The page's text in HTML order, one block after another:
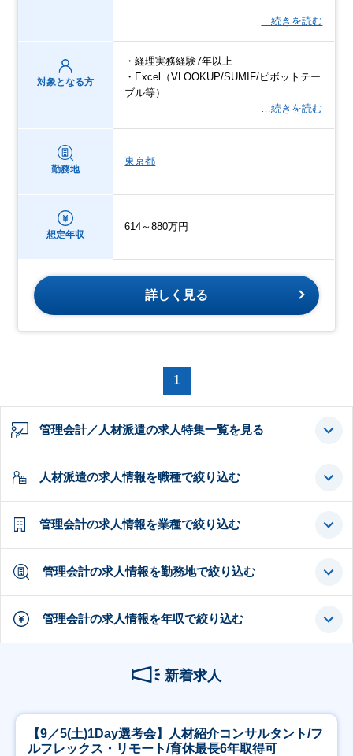
…続きを読む
対象となる方
・経理実務経験7年以上
・Excel（VLOOKUP/SUMIF/ピボットテー
ブル等）
…続きを読む
勤務地
東京都
想定年収
614～880万円
詳しく見る
1
管理会計／人材派遣の求人特集一覧を見る
人材派遣の求人情報を職種で絞り込む
管理会計の求人情報を業種で絞り込む
管理会計の求人情報を勤務地で絞り込む
管理会計の求人情報を年収で絞り込む
新着求人
【9／5(土)1Day選考会】人材紹介コンサルタント/フ
ルフレックス・リモート/育休最長6年取得可